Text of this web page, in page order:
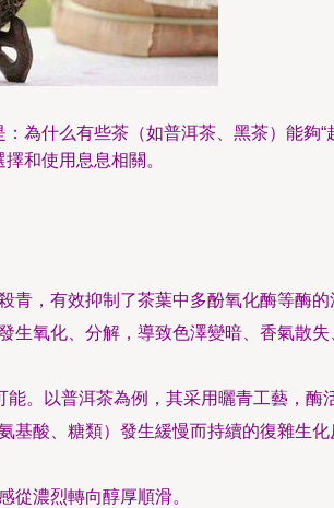
什么有些茶（如普洱茶、黑茶）能夠“
和使用息息相關。
青，有效抑制了茶葉中多酚氧化酶等酶
氧化、分解，導致色澤變暗、香氣散
能。以普洱茶為例，其采用曬青工藝，
酸、糖類）發生緩慢而持續的復雜生化
從濃烈轉向醇厚順滑。